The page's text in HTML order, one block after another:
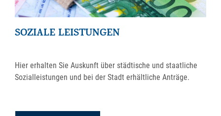
SOZIALE LEISTUNGEN
Hier erhalten Sie Auskunft über städtische und staatliche
Sozialleistungen und bei der Stadt erhältliche Anträge.